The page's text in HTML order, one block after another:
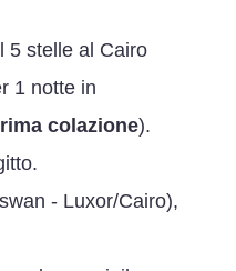
5 stelle al Cairo
1 notte in
colazione).
- Luxor/Cairo),